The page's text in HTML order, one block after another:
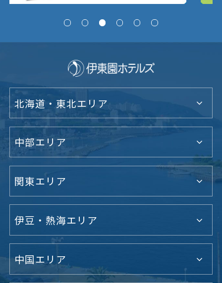
北海道・東北エリア
中部エリア
関東エリア
伊豆・熱海エリア
中国エリア